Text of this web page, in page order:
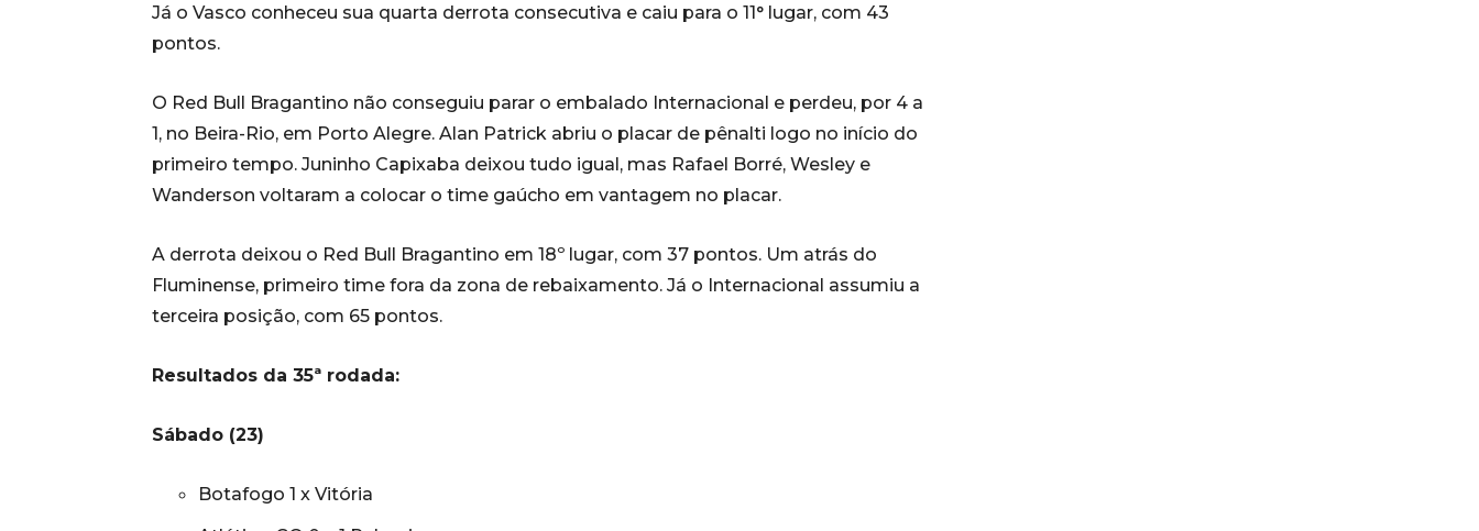
Já o Vasco conheceu sua quarta derrota consecutiva e caiu para o 11° lugar, com 43
pontos.
O Red Bull Bragantino não conseguiu parar o embalado Internacional e perdeu, por 4 a
1, no Beira-Rio, em Porto Alegre. Alan Patrick abriu o placar de pênalti logo no início do
primeiro tempo. Juninho Capixaba deixou tudo igual, mas Rafael Borré, Wesley e
Wanderson voltaram a colocar o time gaúcho em vantagem no placar.
A derrota deixou o Red Bull Bragantino em 18º lugar, com 37 pontos. Um atrás do
Fluminense, primeiro time fora da zona de rebaixamento. Já o Internacional assumiu a
terceira posição, com 65 pontos.
Resultados da 35ª rodada:
Sábado (23)
Botafogo 1 x Vitória